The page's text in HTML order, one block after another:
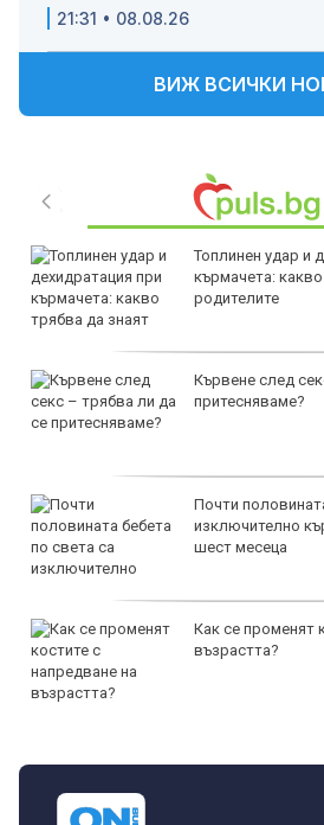
21:31 • 08.08.26
ВИЖ ВСИЧКИ
Топлинен удар и
кърмачета:
родителите
Кървене след
притесняваме?
Почти
изключително
шест месеца
Как се променят
възрастта?